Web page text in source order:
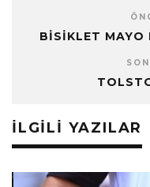
BISIKLET MAYO
İLGILI YAZILAR